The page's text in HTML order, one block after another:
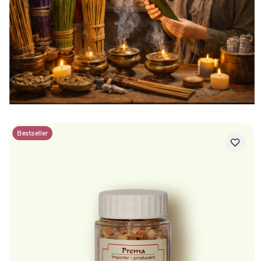
Bestseller